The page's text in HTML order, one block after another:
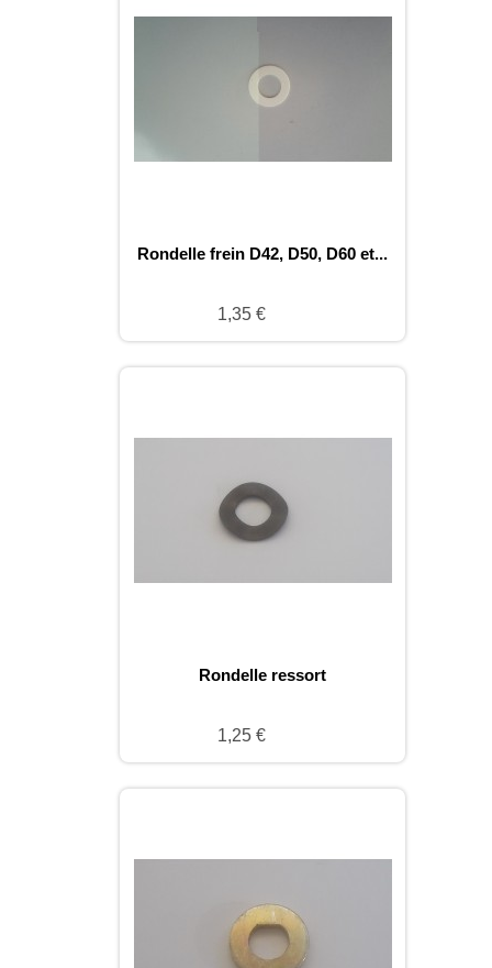
Rondelle frein D42, D50, D60 et...
1,35 €
Rondelle ressort
1,25 €